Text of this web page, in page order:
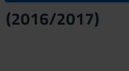
(2016/2017)